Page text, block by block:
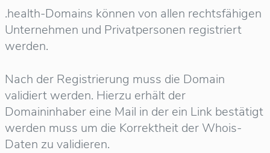
.health-Domains können von allen rechtsfähigen
Unternehmen und Privatpersonen registriert
werden.
Nach der Registrierung muss die Domain
validiert werden. Hierzu erhält der
Domaininhaber eine Mail in der ein Link bestätigt
werden muss um die Korrektheit der Whois-
Daten zu validieren.